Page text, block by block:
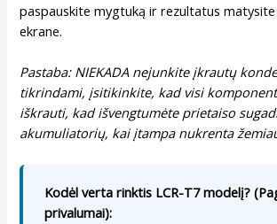
paspauskite mygtuką ir rezultatus
ekrane.
Pastaba: NIEKADA nejunkite įkrautų
tikrindami, įsitikinkite, kad visi
iškrauti, kad išvengtumėte prietaiso
akumuliatorių, kai įtampa nukrenta
Kodėl verta rinktis LCR-T7 modelį?
privalumai):